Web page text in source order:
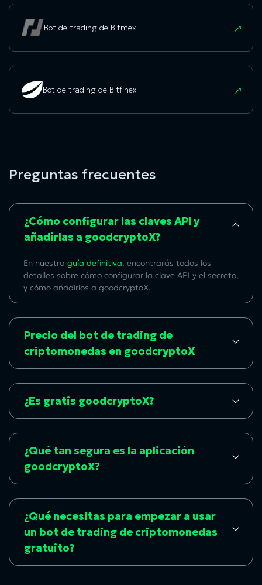
Bot de trading de Bitmex
Bot de trading de Bitfinex
Preguntas frecuentes
¿Cómo configurar las claves API y
añadirlas a goodcryptoX?
En nuestra guía definitiva, encontrarás todos los
detalles sobre cómo configurar la clave API y el secreto,
y cómo añadirlos a goodcryptoX.
Precio del bot de trading de
criptomonedas en goodcryptoX
¿Es gratis goodcryptoX?
¿Qué tan segura es la aplicación
goodcryptoX?
¿Qué necesitas para empezar a usar
un bot de trading de criptomonedas
gratuito?